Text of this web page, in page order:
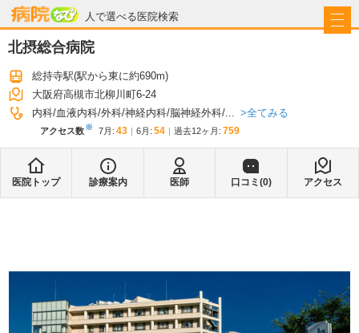
人で選べる医院検索
病院なび
北摂総合病院
総持寺駅(駅から東に約690m)
大阪府高槻市北柳川町6-24
内科 血液内科 外科 神経内科 脳神経外科 ... 全てみる
アクセス数※ 7月 : 43 6月 : 54 過去12ヶ月: 759
医院トップ 診療案内 医師 口コミ(0) アクセス